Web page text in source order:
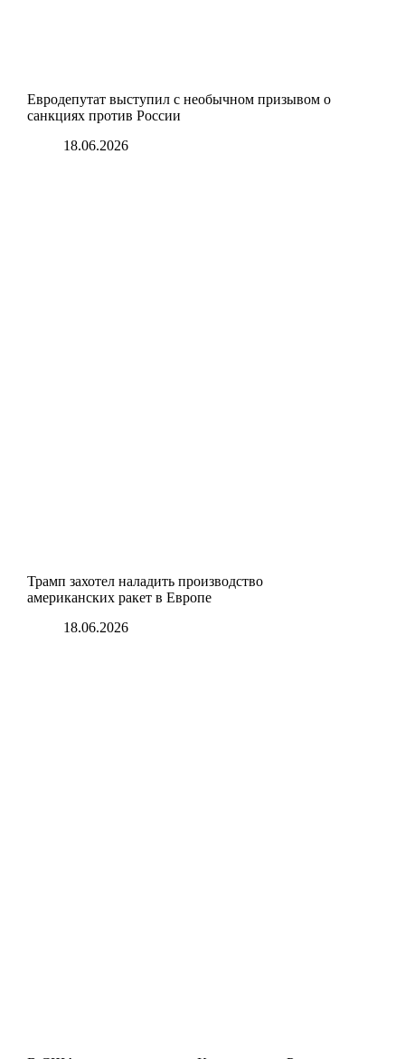
Евродепутат выступил с необычном призывом о
санкциях против России
18.06.2026
Трамп захотел наладить производство
американских ракет в Европе
18.06.2026